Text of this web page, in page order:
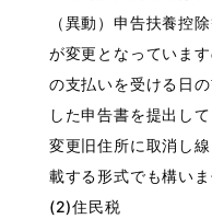
（異動）申告扶養控
が変更となっていま
の支払いを受ける日
した申告書を提出し
変更旧住所に取消し
載する形式でも構いま
(2)住民税